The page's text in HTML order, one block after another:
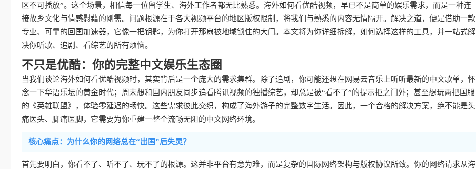
区不可播放”。这个场景，相信每一位留学生、海外工作者都无比熟悉。海外如何看优酷视频，早已不是简单的娱乐需求，而是一种连
接故乡文化与情感慰藉的刚需。问题根源在于各大视频平台的地区版权限制，将我们与熟悉的内容无情隔开。解决之道，便是借助一款
专业、可靠的回国加速器，它像一把钥匙，为你打开那扇被地域锁住的大门。本文将为你详细拆解，如何选择这样的工具，并一站式解
决你听歌、追剧、看综艺的所有烦恼。
不只是优酷：你的完整中文娱乐生态圈
当我们谈论海外如何看优酷视频时，其实背后是一个庞大的需求集群。除了追剧，你可能还想在网易云音乐上听听最新的中文歌单，怀
念一下华语乐坛的黄金时代；周末想和国内朋友同步追看腾讯视频的独播综艺，却总是被“看不了”的提示拒之门外；甚至想玩两把国服
的《英雄联盟》，体验零延迟的畅快。这些需求彼此交织，构成了海外游子的完整数字生活。因此，一个合格的解决方案，绝不能是头
痛医头、脚痛医脚，它需要为你重建一整个流畅无阻的中文网络环境。
核心痛点：为什么你的网络总在“出国”后失灵？
首先要明白，你看不了、听不了、玩不了的根源。这并非平台有意为难，而是复杂的国际网络架构与版权协议所致。你的网络请求从海